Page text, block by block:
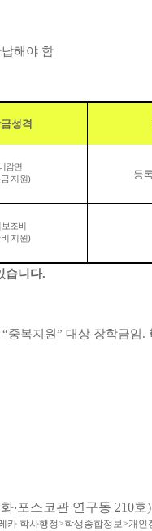
해야 함
성격
감면
지원)
등
조비
지원)
습니다.
“중복지원” 대상 장학금임.
‧포스코관 연구동 210호)
카 학사행정>학생종합정보>개인